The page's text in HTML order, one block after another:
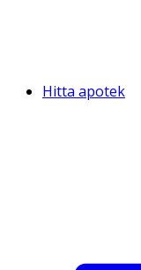
Hitta apotek